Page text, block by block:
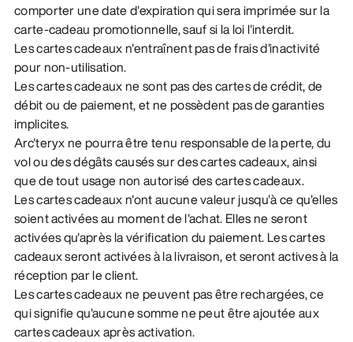
comporter une date d'expiration qui sera imprimée sur la
carte-cadeau promotionnelle, sauf si la loi l'interdit.
Les cartes cadeaux n'entraînent pas de frais d'inactivité
pour non-utilisation.
Les cartes cadeaux ne sont pas des cartes de crédit, de
débit ou de paiement, et ne possèdent pas de garanties
implicites.
Arc'teryx ne pourra être tenu responsable de la perte, du
vol ou des dégâts causés sur des cartes cadeaux, ainsi
que de tout usage non autorisé des cartes cadeaux.
Les cartes cadeaux n'ont aucune valeur jusqu'à ce qu'elles
soient activées au moment de l'achat. Elles ne seront
activées qu'après la vérification du paiement. Les cartes
cadeaux seront activées à la livraison, et seront actives à la
réception par le client.
Les cartes cadeaux ne peuvent pas être rechargées, ce
qui signifie qu'aucune somme ne peut être ajoutée aux
cartes cadeaux après activation.